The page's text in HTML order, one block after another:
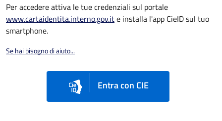
Per accedere attiva le tue credenziali sul portale
www.cartaidentita.interno.gov.ite installa l'app CieID sul tuo
smartphone.
Se hai bisogno di aiuto...
Entra con CIE